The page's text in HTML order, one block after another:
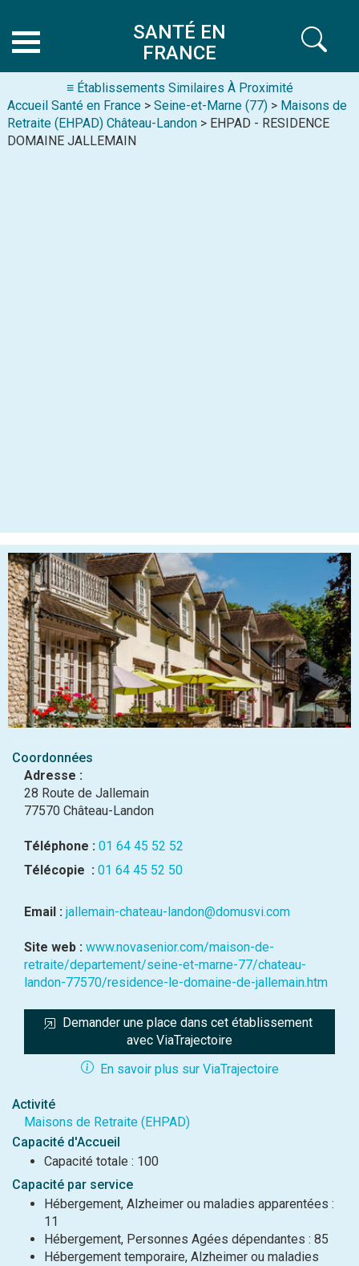
SANTÉ EN
FRANCE
≡ Établissements Similaires À Proximité
Accueil Santé en France > Seine-et-Marne (77) > Maisons de
Retraite (EHPAD) Château-Landon > EHPAD - RESIDENCE
DOMAINE JALLEMAIN
Coordonnées
Adresse :
28 Route de Jallemain
77570 Château-Landon
Téléphone : 01 64 45 52 52
Télécopie : 01 64 45 52 50
Email : jallemain-chateau-landon@domusvi.com
Site web : www.novasenior.com/maison-de-
retraite/departement/seine-et-marne-77/chateau-
landon-77570/residence-le-domaine-de-jallemain.htm
Demander une place dans cet établissement
avec ViaTrajectoire
En savoir plus sur ViaTrajectoire
Activité
Maisons de Retraite (EHPAD)
Capacité d'Accueil
Capacité totale : 100
Capacité par service
Hébergement, Alzheimer ou maladies apparentées :
11
Hébergement, Personnes Agées dépendantes : 85
Hébergement temporaire, Alzheimer ou maladies